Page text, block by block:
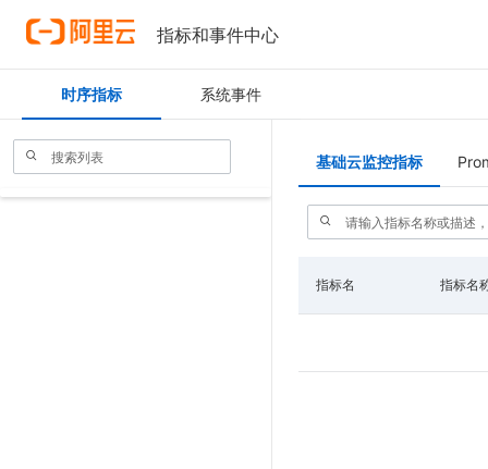
指标和事件中心
时序指标 系统事件
基础云监控指标
指标名 指标名